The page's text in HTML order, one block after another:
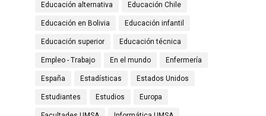
Educación alternativa Educación Chile
Educación en Bolivia Educación infantil
Educación superior Educación técnica
Empleo - Trabajo En el mundo Enfermería
España Estadísticas Estados Unidos
Estudiantes Estudios Europa